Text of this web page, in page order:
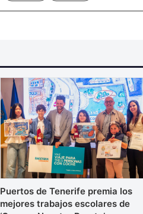
Puertos de Tenerife premia los
mejores trabajos escolares de